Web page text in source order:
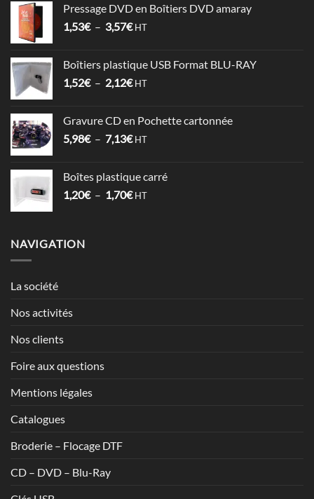
6,78€
à
Pressage DVD en Boîtiers DVD amaray
1,53€ – 3,57€Plage
1,53€
à
HT
Boîtiers plastique USB Format BLU-RAY
1,52€ – 2,12€Plage
1,52€
à
HT
Gravure CD en Pochette cartonnée
5,98€ – 7,13€Plage
5,98€
à
HT
Boîtes plastique carré
1,20€ – 1,70€Plage
HT
NAVIGATION
La société
Nos activités
Nos clients
Foire aux questions
Mentions légales
Catalogues
Broderie – Flocage DTF
CD – DVD – Blu-Ray